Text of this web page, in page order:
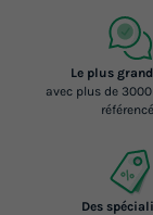
Le plus
avec plus de
Des